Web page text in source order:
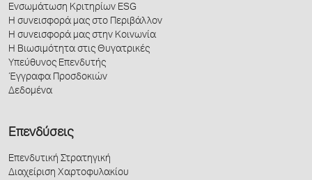
Ενσωμάτωση Κριτηρίων ESG
Η συνεισφορά μας στο Περιβάλλον
Η συνεισφορά μας στην Κοινωνία
Η Βιωσιμότητα στις Θυγατρικές
Υπεύθυνος Επενδυτής
Έγγραφα Προσδοκιών
Δεδομένα
Επενδύσεις
Επενδυτική Στρατηγική
Διαχείριση Χαρτοφυλακίου